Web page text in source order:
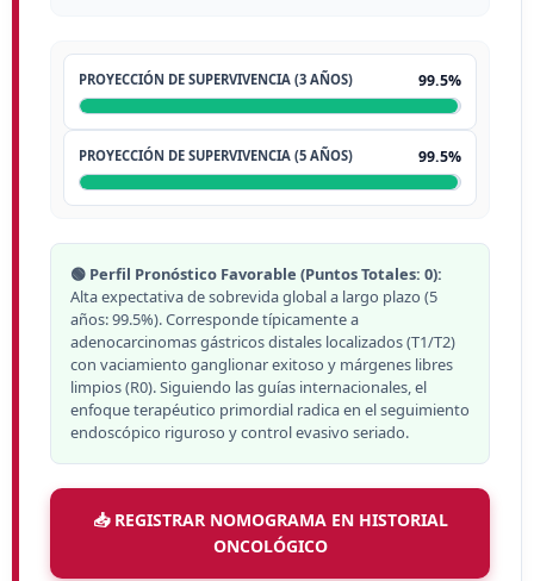
PROYECCIÓN DE SUPERVIVENCIA (3 AÑOS) 99.5%
PROYECCIÓN DE SUPERVIVENCIA (5 AÑOS) 99.5%
🟢 Perfil Pronóstico Favorable (Puntos Totales: 0):
Alta expectativa de sobrevida global a largo plazo (5
años: 99.5%). Corresponde típicamente a
adenocarcinomas gástricos distales localizados (T1/T2)
con vaciamiento ganglionar exitoso y márgenes libres
limpios (R0). Siguiendo las guías internacionales, el
enfoque terapéutico primordial radica en el seguimiento
endoscópico riguroso y control evasivo seriado.
📥 REGISTRAR NOMOGRAMA EN HISTORIAL
ONCOLÓGICO